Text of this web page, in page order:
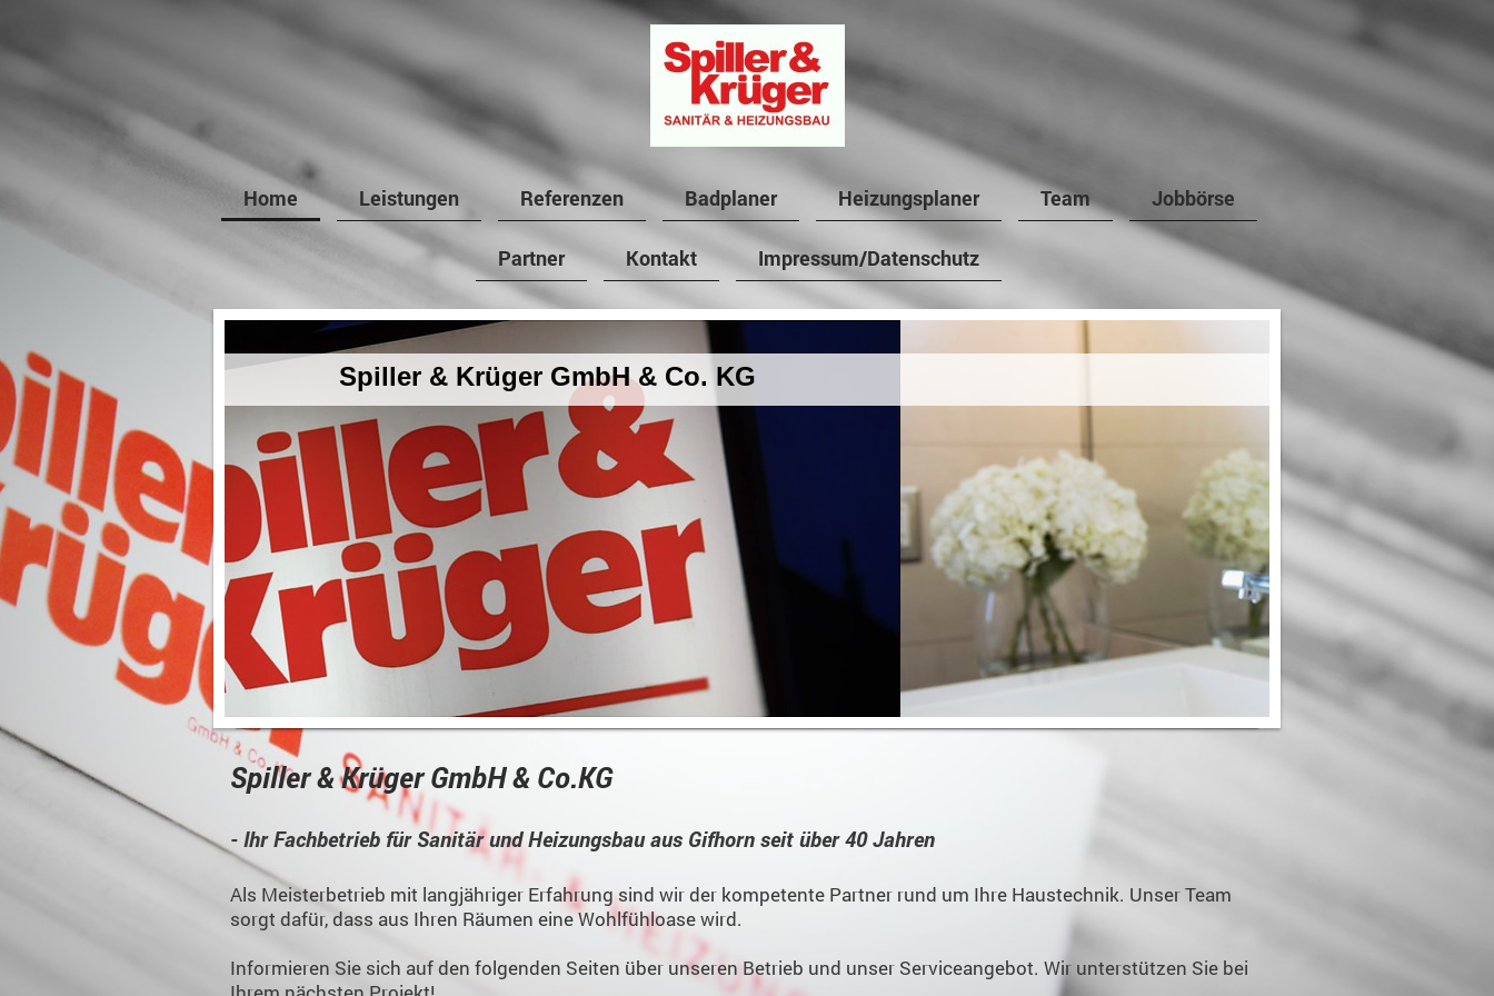
Home Leistungen Referenzen Badplaner Heizungsplaner Team Jobbörse
Partner Kontakt Impressum/Datenschutz
Spiller & Krüger GmbH & Co. KG
Spiller & Krüger GmbH & Co.KG
- Ihr Fachbetrieb für Sanitär und Heizungsbau aus Gifhorn seit über 40 Jahren
Als Meisterbetrieb mit langjähriger Erfahrung sind wir der kompetente Partner rund um Ihre Haustechnik. Unser Team
sorgt dafür, dass aus Ihren Räumen eine Wohlfühloase wird.
Informieren Sie sich auf den folgenden Seiten über unseren Betrieb und unser Serviceangebot. Wir unterstützen Sie bei